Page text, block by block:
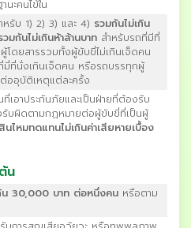
นะคนไข้ใน
รับ 1) 2) 3) และ 4) รวมกันไม่เกิน
วมกันไม่เกินห้าล้านบาท สำหรับรถที่มีที่
ดยสารรวมทั้งผู้ขับขี่ไม่เกินเจ็ดคน
มี่ที่นั่งเกินเจ็ดคน หรือรถบรรทุกผู้
ออุบัติเหตุแต่ละครั้ง
อาประกันภัยและเป็นฝ่ายที่ต้องรับ
บผิดตามกฏหมายต่อผู้ขับขี่ที่เป็นผู้
ไหมทดแทนไม่เกินค่าเสียหายเบื้อง
น
น 30,000 บาท ต่อหนึ่งคน หรือตาม